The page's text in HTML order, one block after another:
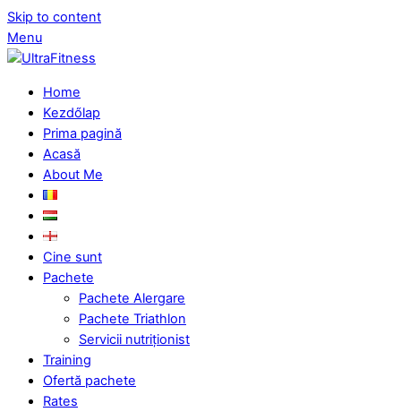
Skip to content
Menu
Home
Kezdőlap
Prima pagină
Acasă
About Me
Cine sunt
Pachete
Pachete Alergare
Pachete Triathlon
Servicii nutriționist
Training
Ofertă pachete
Rates